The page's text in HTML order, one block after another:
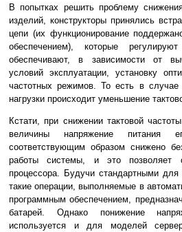
В попытках решить проблему
изделий, конструкторы принялись
цепи (их функционирование
обеспечением), которые
обеспечивают, в зависимости от
условий эксплуатации, установку
частотных режимов. То есть в случае
нагрузки происходит уменьшение
Кстати, при снижении тактовой
величины напряжение
соответствующим образом снижено
работы системы, и это позволяет
процессора. Будучи стандартными для
такие операции, выполняемые в
программным обеспечением,
батарей. Однако понижение
используется и для моделей